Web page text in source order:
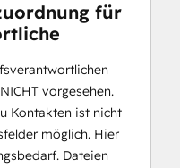
für
vorgesehen.
Kontakten ist nicht
möglich. Hier
Dateien